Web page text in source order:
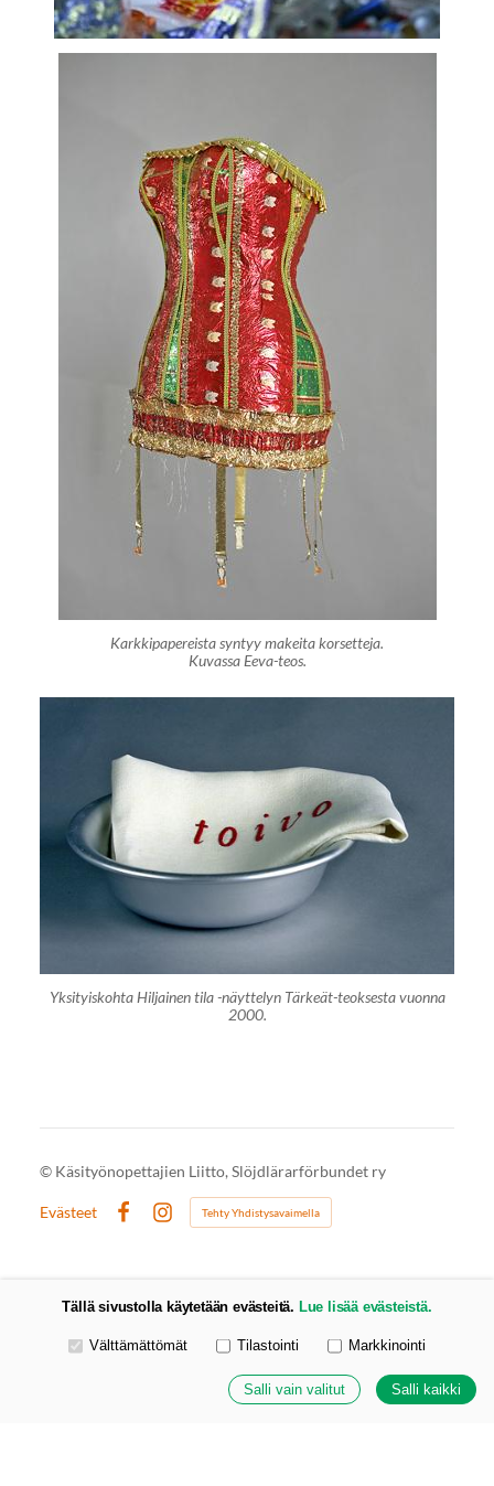
Karkkipapereista syntyy makeita korsetteja.
Kuvassa Eeva-teos.
Yksityiskohta Hiljainen tila -näyttelyn Tärkeät-teoksesta vuonna
2000.
© Käsityönopettajien Liitto, Slöjdlärarförbundet ry
Evästeet
Instagram
Tehty Yhdistysavaimella
Tällä sivustolla käytetään evästeitä. Lue lisää evästeistä.
Valitse käytettävät evästeet
Välttämättömät Tilastointi Markkinointi
Salli vain valitut Salli kaikki